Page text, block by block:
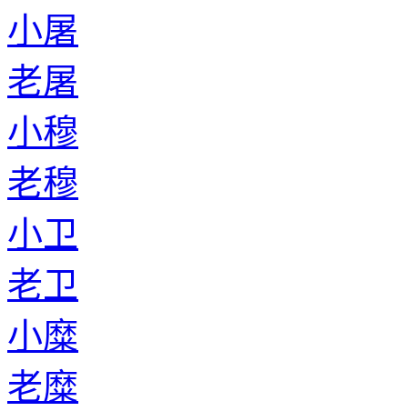
小屠
老屠
小穆
老穆
小卫
老卫
小糜
老糜